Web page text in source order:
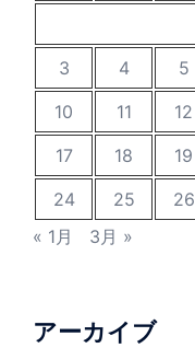
3
4 5
10
11 12
17
18 19
24
25 26
« 1月
3月 »
アーカイブ